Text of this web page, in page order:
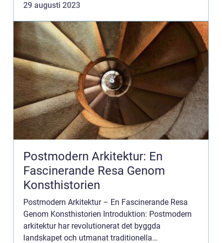
komm...
29 augusti 2023
Postmodern Arkitektur: En
Fascinerande Resa Genom
Konsthistorien
Postmodern Arkitektur – En Fascinerande Resa
Genom Konsthistorien Introduktion: Postmodern
arkitektur har revolutionerat det byggda
landskapet och utmanat traditionella